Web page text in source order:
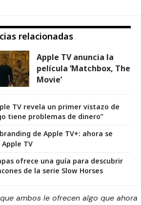
relacionadas
Apple TV anuncia la
película ‘Matchbox, The
Movie’
TV revela un primer vistazo de
tiene problemas de dinero”
de Apple TV+: ahora se
TV
ofrece una guía para descubrir
de la serie Slow Horses
ambos le ofrecen algo que ahora